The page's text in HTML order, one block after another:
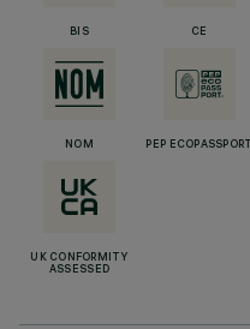
BIS CE
NOM PEP ECOPASSPORT
UK CONFORMITY
ASSESSED